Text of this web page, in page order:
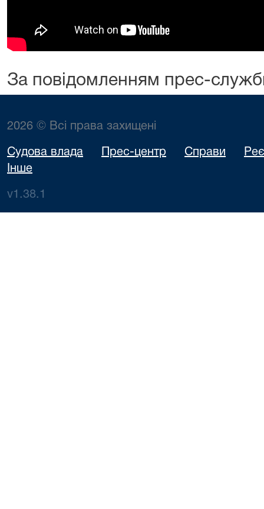
За повідомленням прес-
2026 © Всі права захищені
Судова влада Прес-центр Справи
Інше
v1.38.1